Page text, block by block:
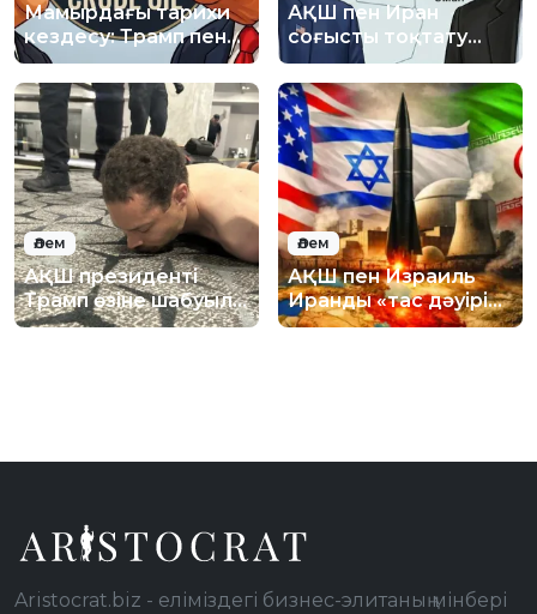
Мамырдағы тарихи
кездесу: Трамп пен
Си Қытайда
кездеспек
АҚШ пен Иран
соғысты тоқтату
туралы келісімге
жақындады
Әлем
АҚШ президенті
Трамп өзіне шабуыл
жасаған
Әлем
АҚШ пен Израиль
Иранды «тас дәуіріне
қайтаруға» дайын
Aristocrat.biz - еліміздегі бизнес-элитаның мінбері